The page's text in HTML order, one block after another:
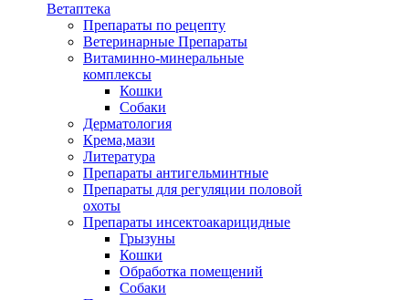
Ветаптека
Препараты по рецепту
Ветеринарные Препараты
Витаминно-минеральные
комплексы
Кошки
Собаки
Дерматология
Крема,мази
Литература
Препараты антигельминтные
Препараты для регуляции половой
охоты
Препараты инсектоакарицидные
Грызуны
Кошки
Обработка помещений
Собаки